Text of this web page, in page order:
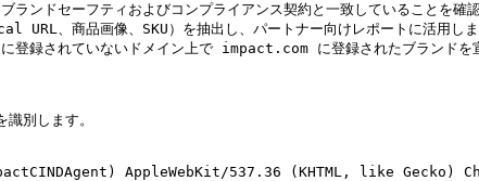
ンドセーフティおよびコンプライアンス契約と一致していることを確認
、商品画像、SKU）を抽出し、パートナー向けレポートに活用しま
録されていないドメイン上で impact.com に登録されたブランドを
別します。
AppleWebKit/537.36 (KHTML, like Gecko)